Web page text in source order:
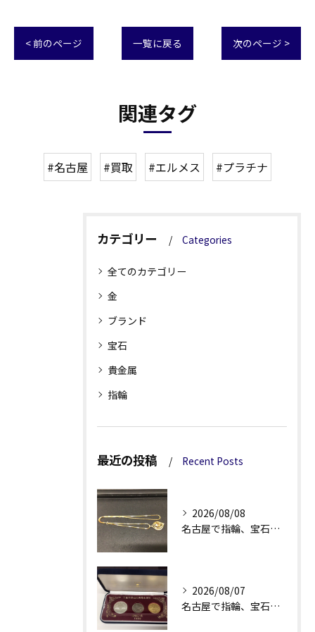
< 前のページ 一覧に戻る 次のページ >
関連タグ
#名古屋 #買取 #エルメス #プラチナ
カテゴリー Categories
全てのカテゴリー
金
ブランド
宝石
貴金属
指輪
最近の投稿 Recent Posts
2026/08/08
名古屋で指輪、宝石買取なら当店で！！。
2026/08/07
名古屋で指輪、宝石買取なら当店で！！。